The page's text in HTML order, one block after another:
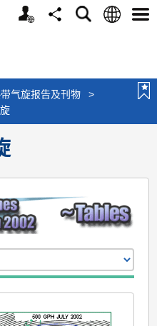
个
分
搜
语
选
气旋报告及刊物
>